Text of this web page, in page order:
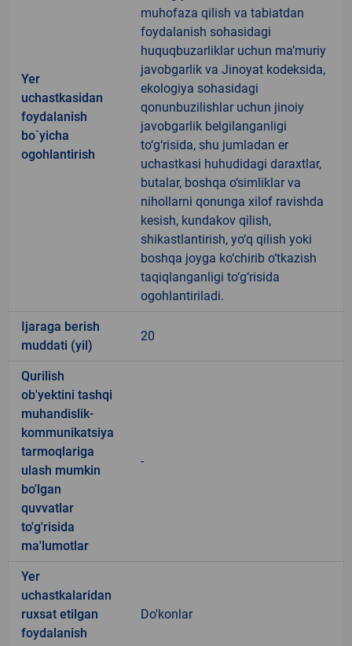
Yer
uchastkasidan
foydalanish
bo`yicha
ogohlantirish
muhofaza qilish va tabiatdan
foydalanish sohasidagi
huquqbuzarliklar uchun ma’muriy
javobgarlik va Jinoyat kodeksida,
ekologiya sohasidagi
qonunbuzilishlar uchun jinoiy
javobgarlik belgilanganligi
to‘g‘risida, shu jumladan er
uchastkasi huhudidagi daraxtlar,
butalar, boshqa o‘simliklar va
nihollarni qonunga xilof ravishda
kesish, kundakov qilish,
shikastlantirish, yo‘q qilish yoki
boshqa joyga ko‘chirib o‘tkazish
taqiqlanganligi to‘g‘risida
ogohlantiriladi.
Ijaraga berish
muddati (yil)
20
Qurilish
ob'yektini tashqi
muhandislik-
kommunikatsiya
tarmoqlariga
ulash mumkin
bo'lgan
quvvatlar
to'g'risida
ma'lumotlar
-
Yer
uchastkalaridan
ruxsat etilgan
foydalanish
Do'konlar